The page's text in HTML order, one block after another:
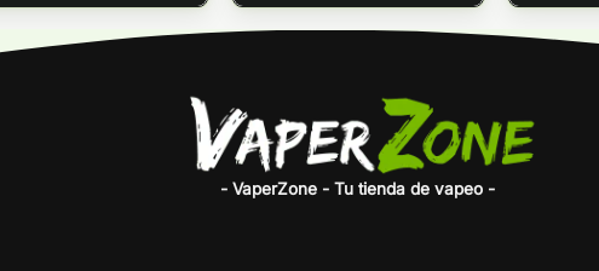
- VaperZone - Tu tienda de vapeo -